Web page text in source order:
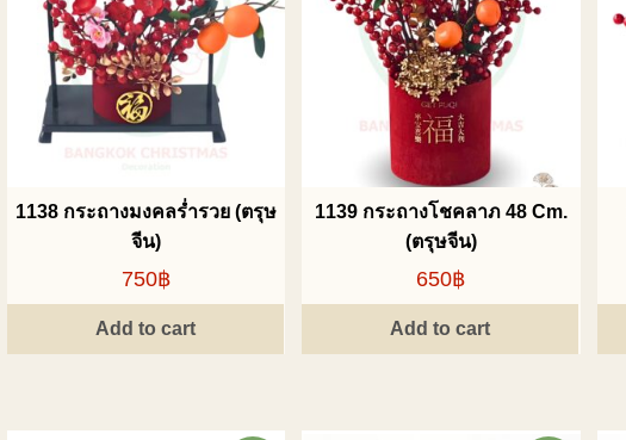
1138 กระถางมงคลร่ำรวย (ตรุษ
จีน)
750฿
Add to cart
1139 กระถางโชคลาภ 48 Cm.
(ตรุษจีน)
650฿
Add to cart